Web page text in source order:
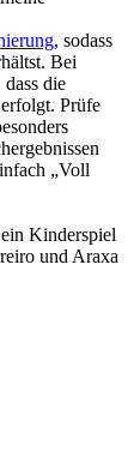
, sodass
Bei
die
Prüfe
„Voll
Kinderspiel
und Araxa